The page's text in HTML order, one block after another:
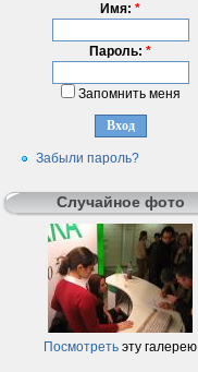
Имя: *
Пароль: *
Запомнить меня
Забыли пароль?
Случайное фото
Посмотреть эту галерею